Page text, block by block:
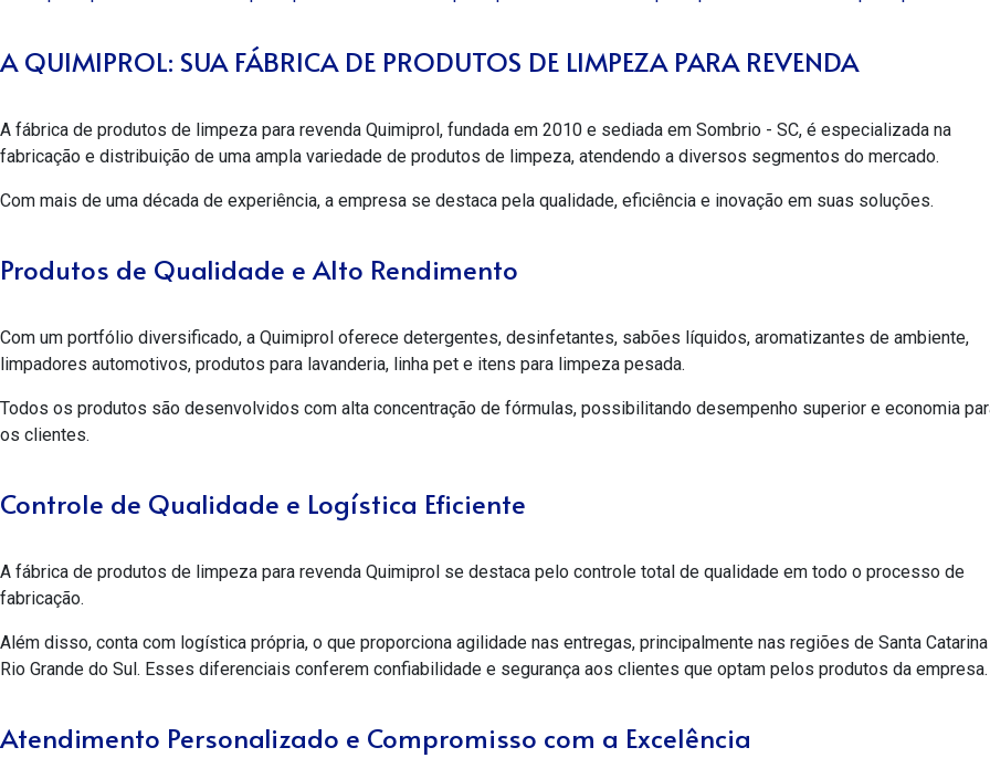
A QUIMIPROL: SUA FÁBRICA DE PRODUTOS DE LIMPEZA PARA REVENDA
A fábrica de produtos de limpeza para revenda Quimiprol, fundada em 2010 e sediada em Sombrio - SC, é especializada na
fabricação e distribuição de uma ampla variedade de produtos de limpeza, atendendo a diversos segmentos do mercado.
Com mais de uma década de experiência, a empresa se destaca pela qualidade, eficiência e inovação em suas soluções.
Produtos de Qualidade e Alto Rendimento
Com um portfólio diversificado, a Quimiprol oferece detergentes, desinfetantes, sabões líquidos, aromatizantes de ambiente,
limpadores automotivos, produtos para lavanderia, linha pet e itens para limpeza pesada.
Todos os produtos são desenvolvidos com alta concentração de fórmulas, possibilitando desempenho superior e economia
os clientes.
Controle de Qualidade e Logística Eficiente
A fábrica de produtos de limpeza para revenda Quimiprol se destaca pelo controle total de qualidade em todo o processo de
fabricação.
Além disso, conta com logística própria, o que proporciona agilidade nas entregas, principalmente nas regiões de Santa
Rio Grande do Sul. Esses diferenciais conferem confiabilidade e segurança aos clientes que optam pelos produtos da empresa.
Atendimento Personalizado e Compromisso com a Excelência